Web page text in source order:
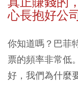
心長抱好公司
你知道嗎？巴菲
票的頻率非常低
好，我們為什麼